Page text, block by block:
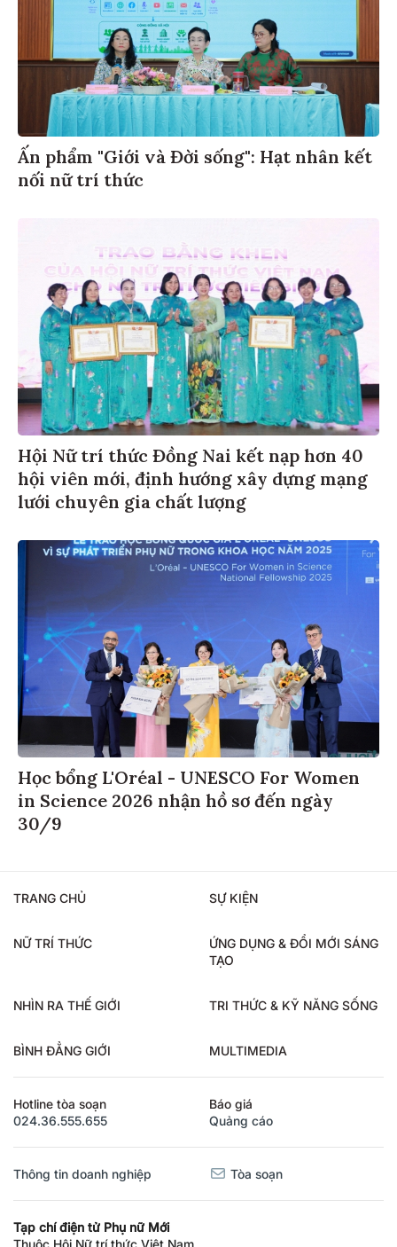
Ấn phẩm "Giới và Đời sống": Hạt nhân kết
nối nữ trí thức
Hội Nữ trí thức Đồng Nai kết nạp hơn 40
hội viên mới, định hướng xây dựng mạng
lưới chuyên gia chất lượng
Học bổng L'Oréal - UNESCO For Women
in Science 2026 nhận hồ sơ đến ngày
30/9
TRANG CHỦ SỰ KIỆN
NỮ TRÍ THỨC
ỨNG DỤNG & ĐỔI MỚI SÁNG
TẠO
NHÌN RA THẾ GIỚI TRI THỨC & KỸ NĂNG SỐNG
BÌNH ĐẲNG GIỚI MULTIMEDIA
Hotline tòa soạn
024.36.555.655
Báo giá
Quảng cáo
Thông tin doanh nghiệp Tòa soạn
Tạp chí điện tử Phụ nữ Mới
Thuộc Hội Nữ trí thức Việt Nam